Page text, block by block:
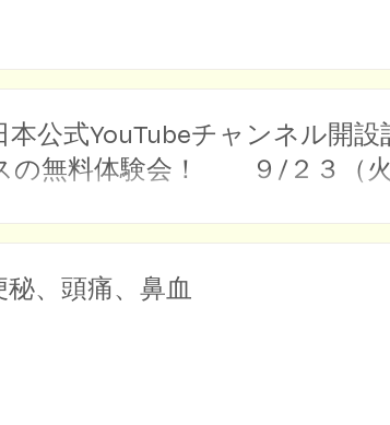
公式YouTubeチャンネル開設
の無料体験会！ ９/２３（火
、頭痛、鼻血